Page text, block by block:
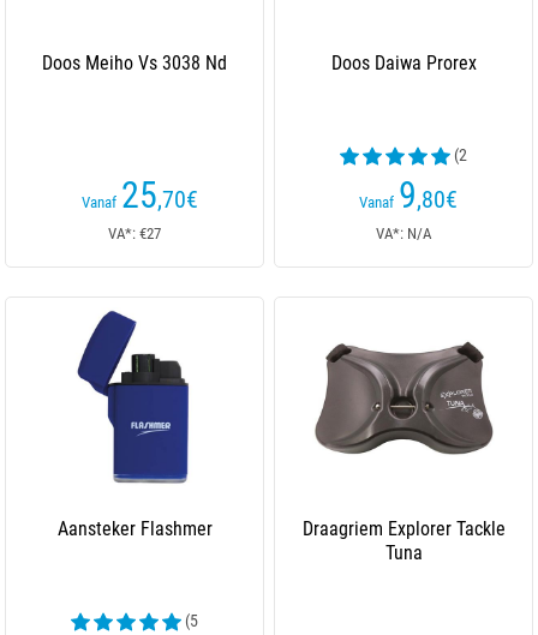
Doos Meiho Vs 3038 Nd
Vanaf 25,70€
VA*: €27
Doos Daiwa Prorex
(2
beoordelingen)
Vanaf 9,80€
VA*: N/A
Aansteker Flashmer
(5
Draagriem Explorer Tackle
Tuna